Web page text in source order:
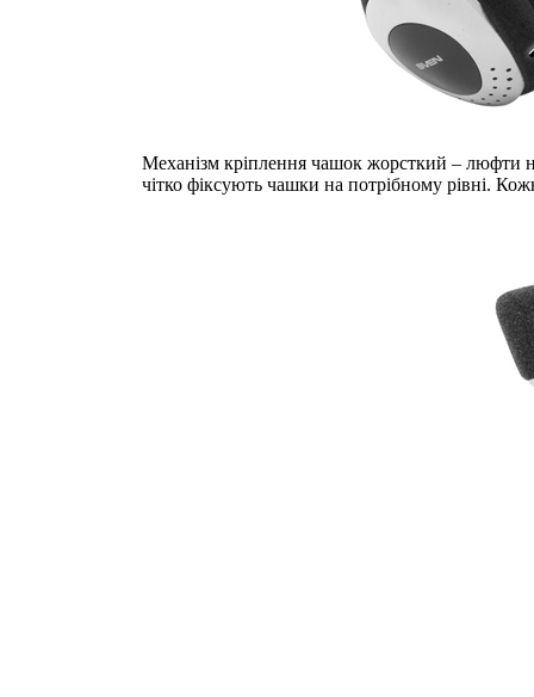
Механізм кріплення чашок жорсткий – люфти
чітко фіксують чашки на потрібному рівні.